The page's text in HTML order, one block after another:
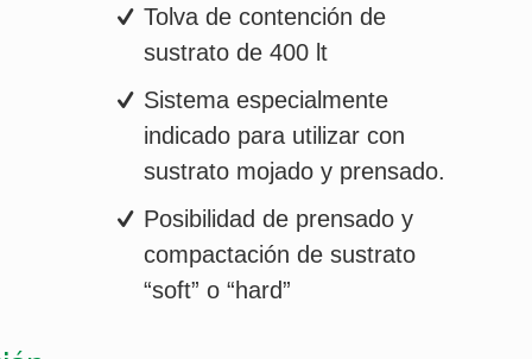
Tolva de contención de
sustrato de 400 lt
Sistema especialmente
indicado para utilizar con
sustrato mojado y prensado.
Posibilidad de prensado y
compactación de sustrato
“soft” o “hard”